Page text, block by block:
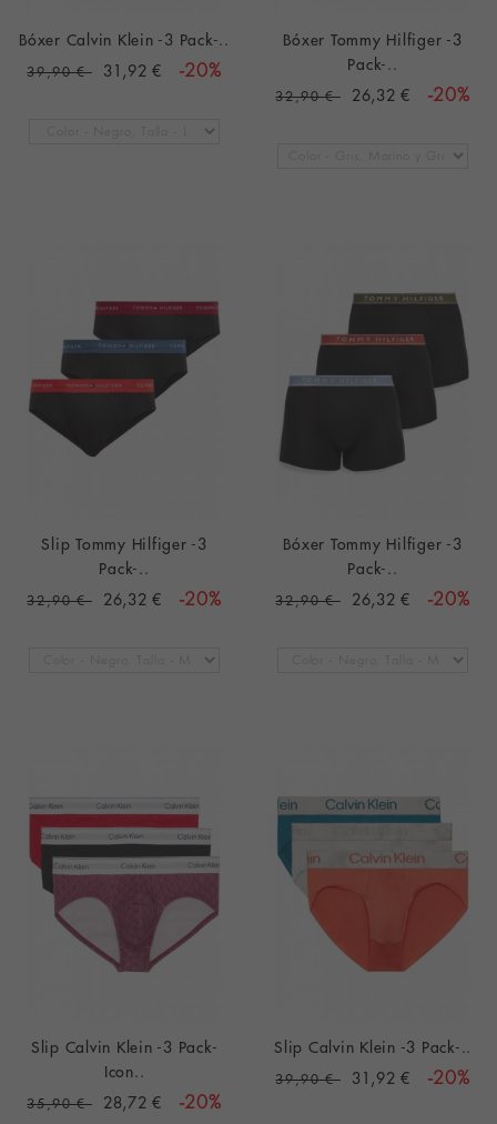
Bóxer Calvin Klein -3 Pack-..
39,90 € 31,92 € -20%
Bóxer Tommy Hilfiger -3
Pack-..
32,90 € 26,32 € -20%
Slip Tommy Hilfiger -3
Pack-..
32,90 € 26,32 € -20%
Bóxer Tommy Hilfiger -3
Pack-..
32,90 € 26,32 € -20%
Slip Calvin Klein -3 Pack-
Icon..
35,90 € 28,72 € -20%
Slip Calvin Klein -3 Pack-..
39,90 € 31,92 € -20%